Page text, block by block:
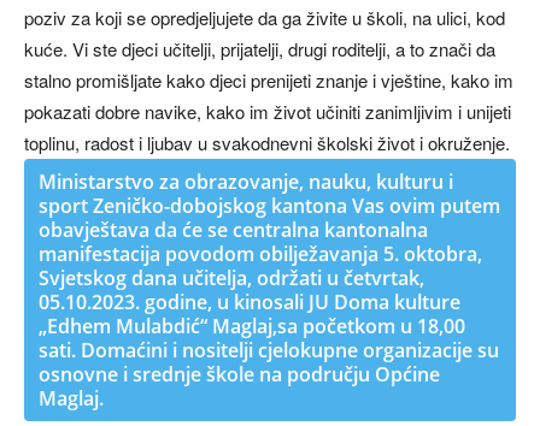
poziv za koji se opredjeljujete da ga živite u školi, na ulici, kod
kuće. Vi ste djeci učitelji, prijatelji, drugi roditelji, a to znači da
stalno promišljate kako djeci prenijeti znanje i vještine, kako im
pokazati dobre navike, kako im život učiniti zanimljivim i unijeti
toplinu, radost i ljubav u svakodnevni školski život i okruženje.
Ministarstvo za obrazovanje, nauku, kulturu i
sport Zeničko-dobojskog kantona Vas ovim putem
obavještava da će se centralna kantonalna
manifestacija povodom obilježavanja 5. oktobra,
Svjetskog dana učitelja, održati u četvrtak,
05.10.2023. godine, u kinosali JU Doma kulture
„Edhem Mulabdić“ Maglaj,sa početkom u 18,00
sati. Domaćini i nositelji cjelokupne organizacije su
osnovne i srednje škole na području Općine
Maglaj.